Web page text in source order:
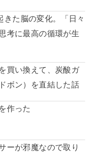
きた脳の変化。「日々
考に最高の循環が生
買い換えて、炭酸ガ
ボン）を直結した話
作った
ーが邪魔なので取り